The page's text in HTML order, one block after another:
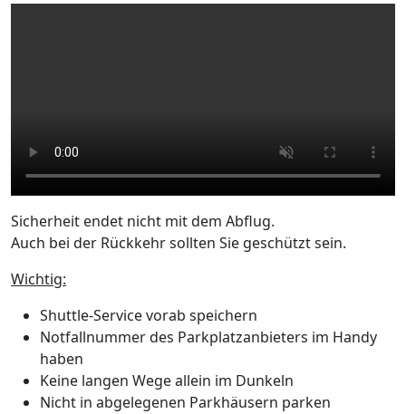
Sicherheit endet nicht mit dem Abflug.
Auch bei der Rückkehr sollten Sie geschützt sein.
Wichtig:
Shuttle-Service vorab speichern
Notfallnummer des Parkplatzanbieters im Handy
haben
Keine langen Wege allein im Dunkeln
Nicht in abgelegenen Parkhäusern parken